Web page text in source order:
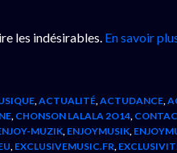
les indésirables. En savoir
,ACTUALITÉ,ACTUDANCE,
, CHONSON LALALA 2O14,
MUZIK, ENJOYMUSIK,
, EXCLUSIVEMUSIC.FR,